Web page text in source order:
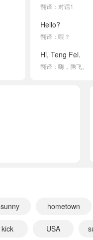
翻译：对话1
Hello?
翻译：喂？
Hi, Teng Fei.
翻译：嗨，腾飞。
What are you
翻译：你现在在做
Do you want
I'd love to, but
sunny hometown
kick USA